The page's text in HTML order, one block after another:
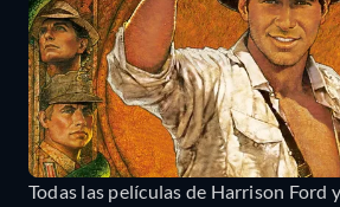
Todas las películas de Harrison Ford